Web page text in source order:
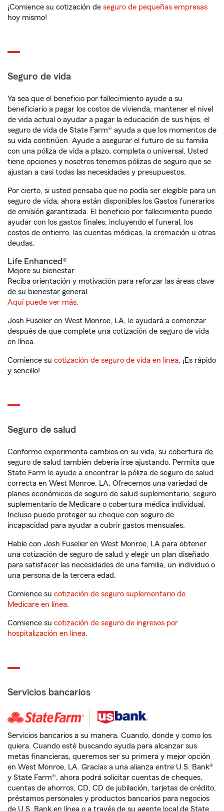
¡Comience su cotización de seguro de pequeñas empresas
hoy mismo!
Seguro de vida
Ya sea que el beneficio por fallecimiento ayude a su
beneficiario a pagar los costos de vivienda, mantener el nivel
de vida actual o ayudar a pagar la educación de sus hijos, el
seguro de vida de State Farm® ayuda a que los momentos de
su vida continúen. Ayude a asegurar el futuro de su familia
con una póliza de vida a plazo, completa o universal. Usted
tiene opciones y nosotros tenemos pólizas de seguro que se
ajustan a casi todas las necesidades y presupuestos.
Por cierto, si usted pensaba que no podía ser elegible para un
seguro de vida, ahora están disponibles los Gastos funerarios
de emisión garantizada. El beneficio por fallecimiento puede
ayudar con los gastos finales, incluyendo el funeral, los
costos de entierro, las cuentas médicas, la cremación u otras
deudas.
Life Enhanced®
Mejore su bienestar.
Reciba orientación y motivación para reforzar las áreas clave
de su bienestar general.
Aquí puede ver más.
Josh Fuselier en West Monroe, LA, le ayudará a comenzar
después de que complete una cotización de seguro de vida
en línea.
Comience su cotización de seguro de vida en línea. ¡Es rápido
y sencillo!
Seguro de salud
Conforme experimenta cambios en su vida, su cobertura de
seguro de salud también debería irse ajustando. Permita que
State Farm le ayude a encontrar la póliza de seguro de salud
correcta en West Monroe, LA. Ofrecemos una variedad de
planes económicos de seguro de salud suplementario, seguro
suplementario de Medicare o cobertura médica individual.
Incluso puede proteger su cheque con seguro de
incapacidad para ayudar a cubrir gastos mensuales.
Hable con Josh Fuselier en West Monroe, LA para obtener
una cotización de seguro de salud y elegir un plan diseñado
para satisfacer las necesidades de una familia, un individuo o
una persona de la tercera edad.
Comience su cotización de seguro suplementario de
Medicare en línea.
Comience su cotización de seguro de ingresos por
hospitalización en línea.
Servicios bancarios
Servicios bancarios a su manera. Cuando, donde y como los
quiera. Cuando esté buscando ayuda para alcanzar sus
metas financieras, queremos ser su primera y mejor opción
en West Monroe, LA. Gracias a una alianza entre U.S. Bank®
y State Farm®, ahora podrá solicitar cuentas de cheques,
cuentas de ahorros, CD, CD de jubilación, tarjetas de crédito,
préstamos personales y productos bancarios para negocios
de U.S. Bank en línea o a través de su agente local de State